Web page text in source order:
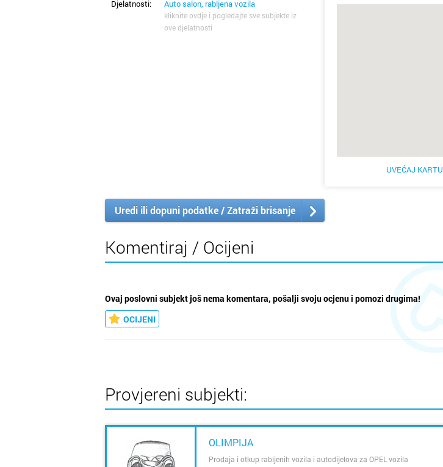
Djelatnosti: Auto salon, rabljena vozila
kliknite ovdje i pogledajte sve subjekte iz
ove djelatnosti
UVEĆAJ KARTU
Uredi ili dopuni podatke / Zatraži brisanje
Komentiraj / Ocijeni
Ovaj poslovni subjekt još nema komentara, pošalji svoju ocjenu i pomozi drugima!
OCIJENI
Provjereni subjekti:
OLIMPIJA
Prodaja i otkup rabljenih vozila i autodijelova za OPEL vozila